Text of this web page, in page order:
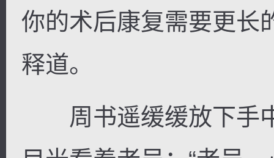
你的术后康复需要更长
释道。
周书遥缓缓放下手